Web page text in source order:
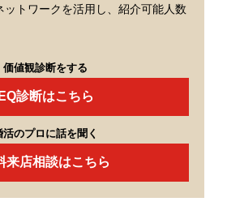
ットワークを活用し、紹介可能人数
価値観診断をする
EQ診断はこちら
活のプロに話を聞く
来店相談はこちら